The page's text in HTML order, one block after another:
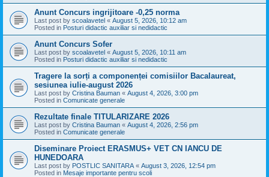
Anunt Concurs ingrijitoare -0,25 norma
Last post by scoalavetel « August 5, 2026, 10:12 am
Posted in Posturi didactic auxiliar si nedidactic
Anunt Concurs Sofer
Last post by scoalavetel « August 5, 2026, 10:11 am
Posted in Posturi didactic auxiliar si nedidactic
Tragere la sorți a componenței comisiilor Bacalaureat,
sesiunea iulie-august 2026
Last post by Cristina Bauman « August 4, 2026, 3:00 pm
Posted in Comunicate generale
Rezultate finale TITULARIZARE 2026
Last post by Cristina Bauman « August 4, 2026, 2:56 pm
Posted in Comunicate generale
Diseminare Proiect ERASMUS+ VET CN IANCU DE
HUNEDOARA
Last post by POSTLIC SANITARA « August 3, 2026, 12:54 pm
Posted in Mesaje importante pentru scoli